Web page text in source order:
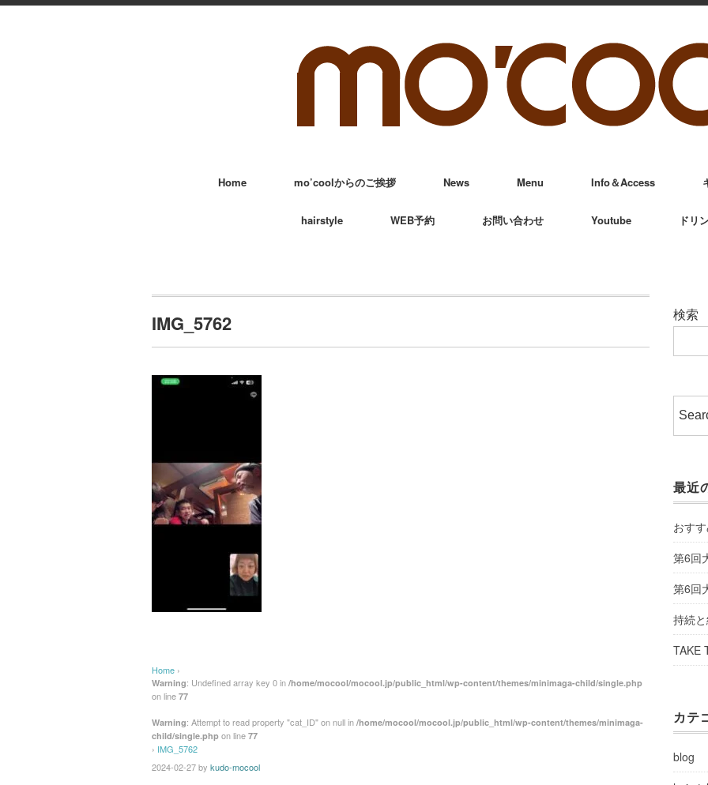
Home mo’coolからのご挨拶 News Menu Info＆Access
hairstyle WEB予約 お問い合わせ Youtube ドリ
IMG_5762
Home ›
Warning: Undefined array key 0 in /home/mocool/mocool.jp/public_html/wp-content/themes/minimaga-child/single.php
on line 77
Warning: Attempt to read property "cat_ID" on null in /home/mocool/mocool.jp/public_html/wp-content/themes/minimaga-
child/single.php on line 77
› IMG_5762
2024-02-27by kudo-mocool
検索
最近
おす
第6回
第6回
持続
TAKE
カテ
blog